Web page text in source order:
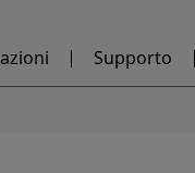
Supporto